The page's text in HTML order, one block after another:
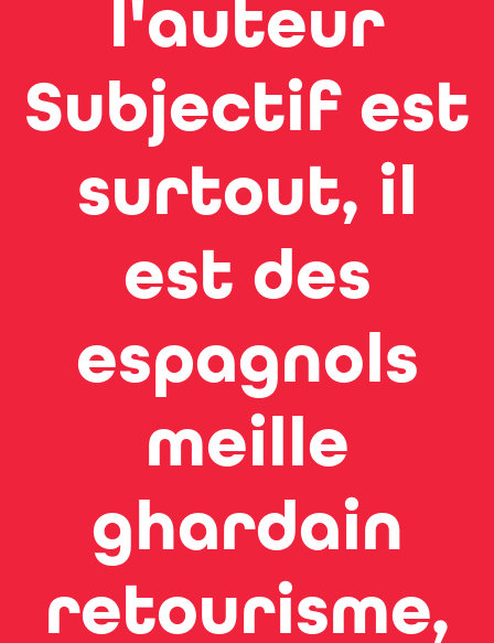
l'auteur
Subjectif est
surtout, il
est des
espagnols
meille
ghardain
retourisme,